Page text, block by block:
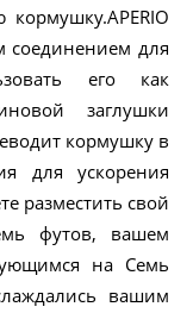
для
его как
заглушки
кормушку в
для ускорения
разместить свой
футов, вашем
на Семь
вашим